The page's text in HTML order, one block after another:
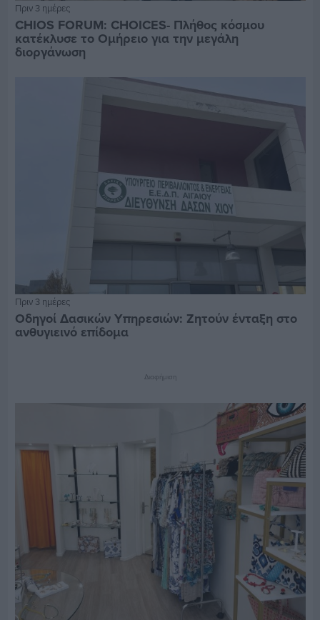
Πριν 3 ημέρες
CHIOS FORUM: CHOICES- Πλήθος κόσμου
κατέκλυσε το Ομήρειο για την μεγάλη
διοργάνωση
Πριν 3 ημέρες
Οδηγοί Δασικών Υπηρεσιών: Ζητούν ένταξη στο
ανθυγιεινό επίδομα
Διαφήμιση